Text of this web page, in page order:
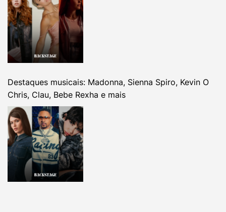
Destaques musicais: Madonna, Sienna Spiro, Kevin O
Chris, Clau, Bebe Rexha e mais